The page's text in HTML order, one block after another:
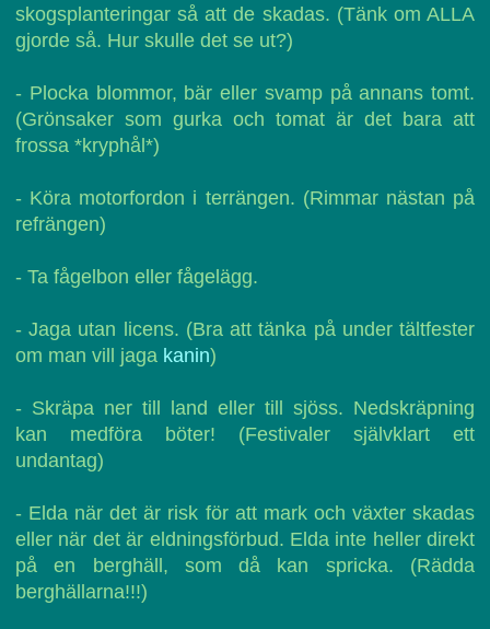
skogsplanteringar så att de skadas. (Tänk om ALLA
gjorde så. Hur skulle det se ut?)
- Plocka blommor, bär eller svamp på annans tomt.
(Grönsaker som gurka och tomat är det bara att
frossa *kryphål*)
- Köra motorfordon i terrängen. (Rimmar nästan på
refrängen)
- Ta fågelbon eller fågelägg.
- Jaga utan licens. (Bra att tänka på under tältfester
om man vill jaga kanin)
- Skräpa ner till land eller till sjöss. Nedskräpning
kan medföra böter! (Festivaler självklart ett
undantag)
- Elda när det är risk för att mark och växter skadas
eller när det är eldningsförbud. Elda inte heller direkt
på en berghäll, som då kan spricka. (Rädda
berghällarna!!!)